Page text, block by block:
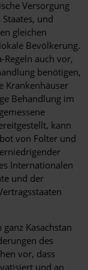
Versorgung
und
gleichen
Bevölkerung.
auch vor,
benötigen,
Krankenhäuser
Behandlung im
kann
von Folter und
Internationalen
und der
Kasachstan
des
vor, dass
und an